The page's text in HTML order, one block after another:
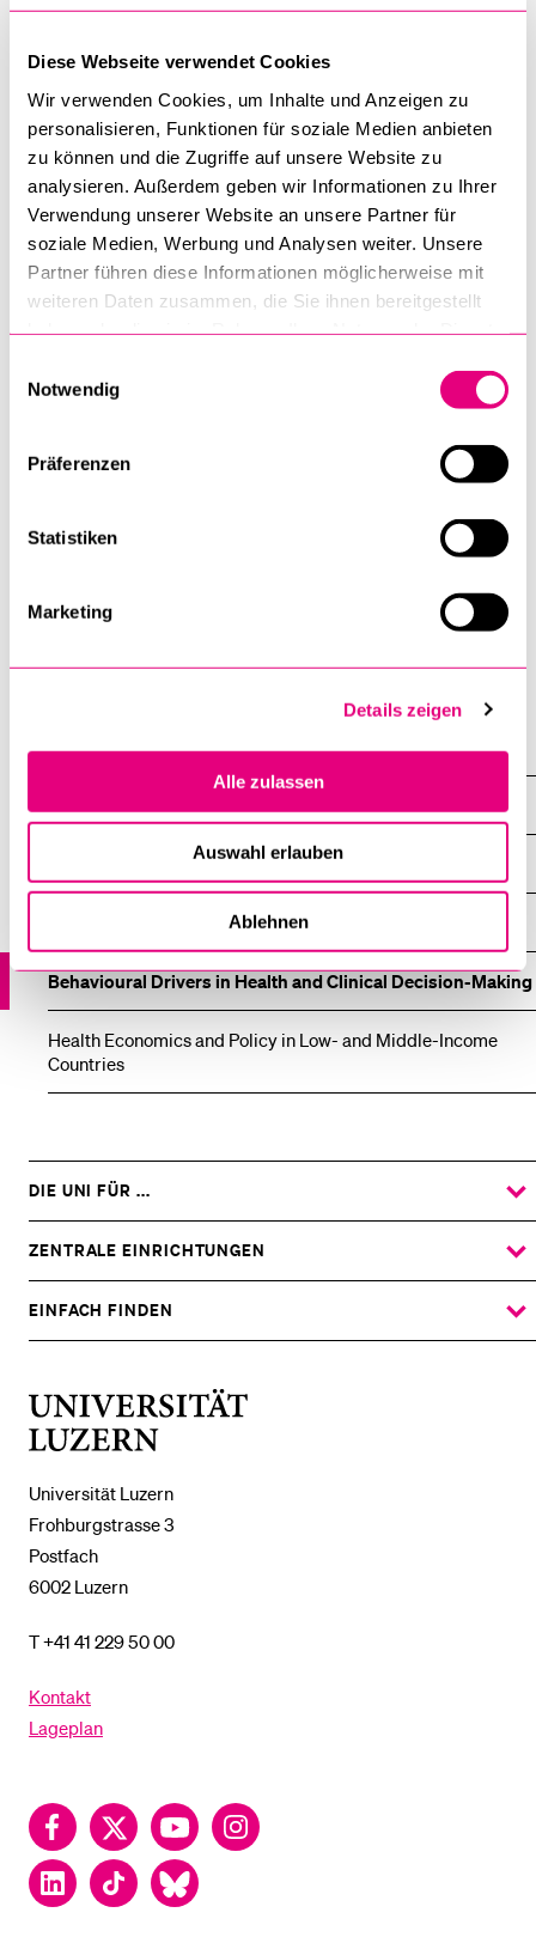
Diese Webseite verwendet Cookies
Wir verwenden Cookies, um Inhalte und Anzeigen zu
personalisieren, Funktionen für soziale Medien anbieten
zu können und die Zugriffe auf unsere Website zu
analysieren. Außerdem geben wir Informationen zu Ihrer
Verwendung unserer Website an unsere Partner für
soziale Medien, Werbung und Analysen weiter. Unsere
Partner führen diese Informationen möglicherweise mit
weiteren Daten zusammen, die Sie ihnen bereitgestellt
Notwendig
Präferenzen
Statistiken
Marketing
Details zeigen
Alle zulassen
Auswahl erlauben
Ablehnen
Center for Health, Policy and Economics
Forschung
Equity and Value in Health Systems
Politics and Governance of Health Care
Behavioural Drivers in Health and Clinical Decision-Making
Health Economics and Policy in Low- and Middle-Income
Countries
klinischen Praxis, der Inanspruchnahme von
technologischen Wandel zugrunde liegen und unterstützt die
Entwicklung von Massnahmen zur Verbesserung der
Entscheidungsqualität und Systemleistung.
Ausgewählte Forschungsthemen:
Patientenverhalten, Anreizwirkungen und
Nutzungsmuster
Merkmale von Leistungserbringenden und klinisches
Anpassung von Akteurinnen und Akteuren im
Informationsumgebungen, digitale Instrumente und
neue Kompetenzanforderungen
Universität Luzern
Frohburgstrasse 3
Postfach
6002 Luzern
T +41 41 229 50 00
Kontakt
Lageplan
FacebookTwitter YouTubeInstagram
LinkedInTikTok Bluesky
DIE UNI FÜR ...
ZEIGE
DAS
UNTERMENÜ
ZENTRALE EINRICHTUNGEN
ZEIGE
DAS
UNTERMENÜ
EINFACH FINDEN
ZEIGE
DAS